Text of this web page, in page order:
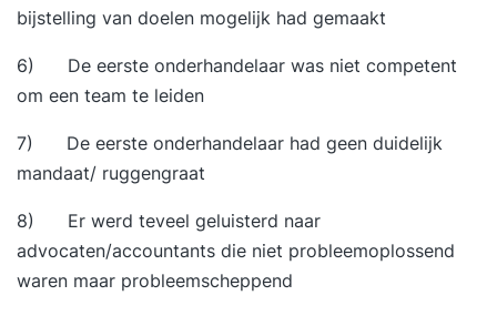
bijstelling van doelen mogelijk had gemaakt
6) De eerste onderhandelaar was niet competent
om een team te leiden
7) De eerste onderhandelaar had geen duidelijk
mandaat/ ruggengraat
8) Er werd teveel geluisterd naar
advocaten/accountants die niet probleemoplossend
waren maar probleemscheppend